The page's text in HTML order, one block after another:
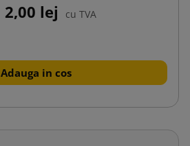
2,00 lej cu TVA
Adauga in cos